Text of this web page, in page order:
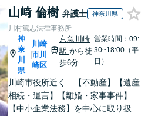
山﨑 倫樹 弁護士 神奈川県
川村篤志法律事務所
神
奈
川
県
川崎
市川
崎区
京急川崎
駅から徒
歩6分
営業時間：09:
30~18:00（平
日）
川崎市役所近く 【不動産】【遺産
相続・遺言】【離婚・家事事件】
【中小企業法務】を中心に取り扱っ